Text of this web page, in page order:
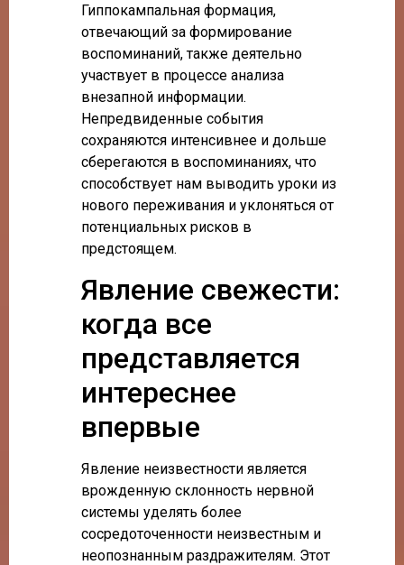
Гиппокампальная формация,
отвечающий за формирование
воспоминаний, также деятельно
участвует в процессе анализа
внезапной информации.
Непредвиденные события
сохраняются интенсивнее и дольше
сберегаются в воспоминаниях, что
способствует нам выводить уроки из
нового переживания и уклоняться от
потенциальных рисков в
предстоящем.
Явление свежести:
когда все
представляется
интереснее
впервые
Явление неизвестности является
врожденную склонность нервной
системы уделять более
сосредоточенности неизвестным и
неопознанным раздражителям. Этот